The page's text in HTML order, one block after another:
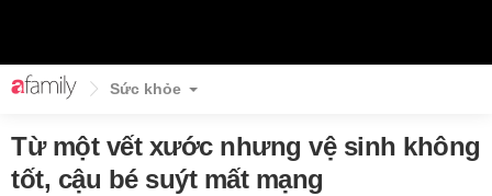
Sức khỏe
Từ một vết xước nhưng vệ sinh không
tốt, cậu bé suýt mất mạng